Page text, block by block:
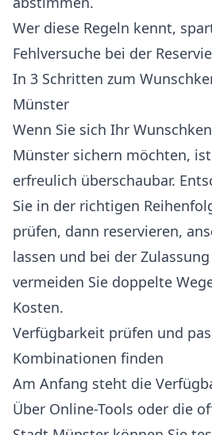
Wer diese Regeln kennt,
Fehlversuche bei der
In 3 Schritten zum
Münster
Wenn Sie sich Ihr
Münster sichern möchten,
erfreulich überschaubar.
Sie in der richtigen
prüfen, dann reservieren,
lassen und bei der
vermeiden Sie doppelte
Kosten.
Verfügbarkeit prüfen und
Kombinationen finden
Am Anfang steht die
Über Online-Tools oder die